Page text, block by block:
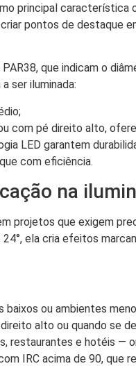
principal
pontos de destaque
que indicam o
ser iluminada:
com pé direito alto,
LED garantem
com eficiência.
na
projetos que exigem
ela cria efeitos
baixos ou ambientes
alto ou quando se
restaurantes e hotéis —
IRC acima de 90, que